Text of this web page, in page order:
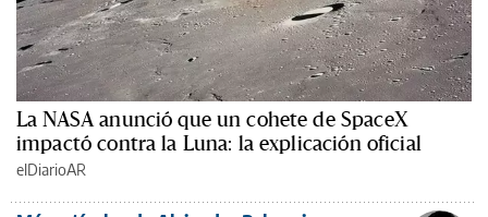
La NASA anunció que un cohete de SpaceX
impactó contra la Luna: la explicación oficial
elDiarioAR